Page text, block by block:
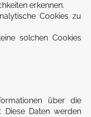
erkennen.
Cookies zu
solchen Cookies
über die
Diese Daten werden